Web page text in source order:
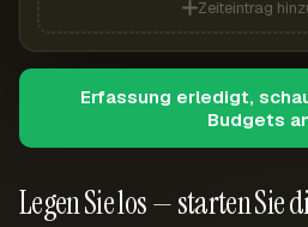
Legen Sie los — starten Sie
Zeiteintrag
Erfassung erledigt,
Budgets